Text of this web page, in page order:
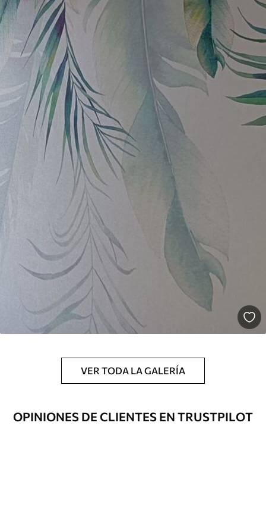
Premium
181666.67 109000 .00
Vinilo Premium
199833.33 119900
VER TODA LA GALERÍA
OPINIONES DE CLIENTES EN TRUSTPILOT